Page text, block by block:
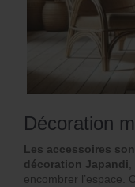
Décoration
Les accessoires
décoration Japandi
encombrer l’espace.